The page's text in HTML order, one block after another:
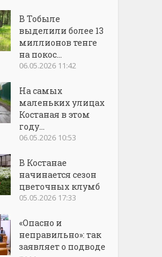
В Тобыле
выделили более 13
миллионов тенге
на покос...
06.05.2026 11:42
На самых
маленьких улицах
Костаная в этом
году...
06.05.2026 10:53
В Костанае
начинается сезон
цветочных клумб
05.05.2026 17:33
«Опасно и
неправильно»: так
заявляет о подводе